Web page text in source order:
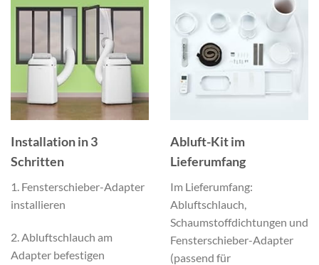
Installation in 3
Schritten
1. Fensterschieber-Adapter
installieren
2. Abluftschlauch am
Adapter befestigen
Abluft-Kit im
Lieferumfang
Im Lieferumfang:
Abluftschlauch,
Schaumstoffdichtungen und
Fensterschieber-Adapter
(passend für